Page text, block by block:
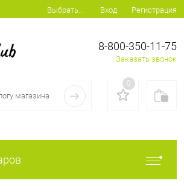
Выбрать... Вход Регистрация
8-800-350-11-75
Заказать звонок
0